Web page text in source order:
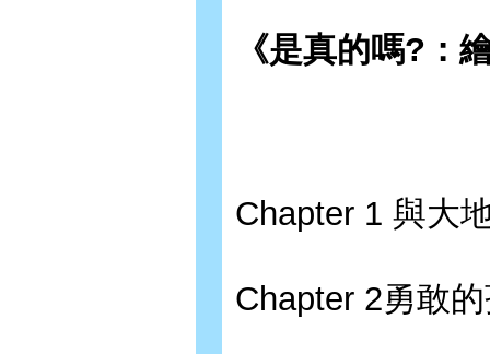
《是真的嗎?：
Chapter 1 與大
Chapter 2勇敢